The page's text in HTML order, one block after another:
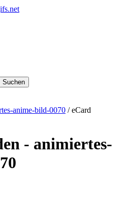
Suchen
anime-bild-0070 / eCard
- animiertes-